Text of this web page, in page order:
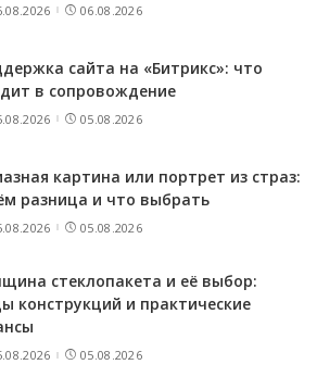
06.08.2026
сайта на «Битрикс»: что
в сопровождение
05.08.2026
картина или портрет из страз:
разница и что выбрать
05.08.2026
стеклопакета и её выбор:
конструкций и практические
05.08.2026